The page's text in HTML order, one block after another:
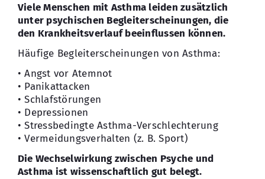
Viele Menschen mit Asthma leiden zusätzlich
unter psychischen Begleiterscheinungen, die
den Krankheitsverlauf beeinflussen können.
Häufige Begleiterscheinungen von Asthma:
• Angst vor Atemnot
• Panikattacken
• Schlafstörungen
• Depressionen
• Stressbedingte Asthma-Verschlechterung
• Vermeidungsverhalten (z. B. Sport)
Die Wechselwirkung zwischen Psyche und
Asthma ist wissenschaftlich gut belegt.